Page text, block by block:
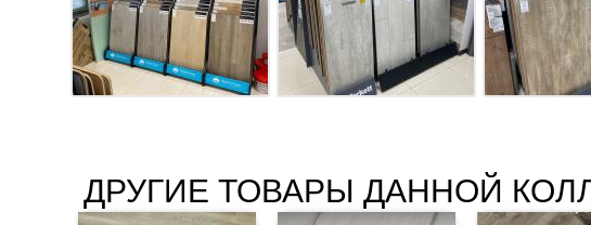
ДРУГИЕ ТОВАРЫ ДАННОЙ